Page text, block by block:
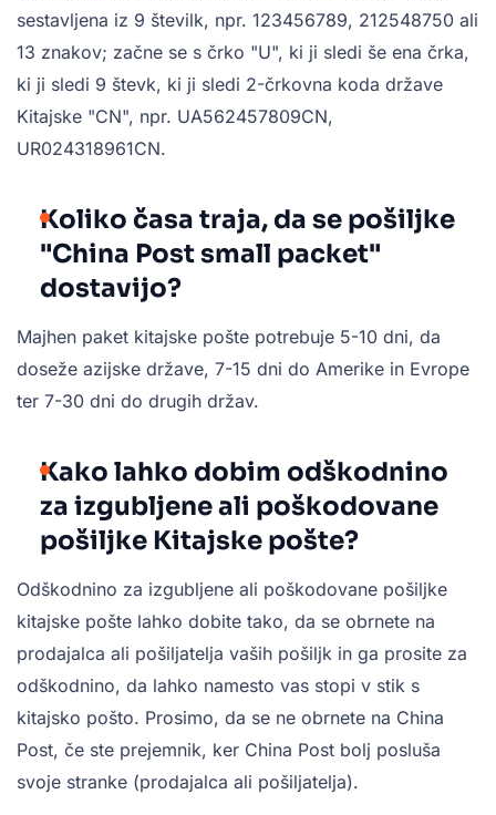
sestavljena iz 9 številk, npr. 123456789, 212548750 ali
13 znakov; začne se s črko "U", ki ji sledi še ena črka,
ki ji sledi 9 števk, ki ji sledi 2-črkovna koda države
Kitajske "CN", npr. UA562457809CN,
UR024318961CN.
Koliko časa traja, da se pošiljke
"China Post small packet"
dostavijo?
Majhen paket kitajske pošte potrebuje 5-10 dni, da
doseže azijske države, 7-15 dni do Amerike in Evrope
ter 7-30 dni do drugih držav.
Kako lahko dobim odškodnino
za izgubljene ali poškodovane
pošiljke Kitajske pošte?
Odškodnino za izgubljene ali poškodovane pošiljke
kitajske pošte lahko dobite tako, da se obrnete na
prodajalca ali pošiljatelja vaših pošiljk in ga prosite za
odškodnino, da lahko namesto vas stopi v stik s
kitajsko pošto. Prosimo, da se ne obrnete na China
Post, če ste prejemnik, ker China Post bolj posluša
svoje stranke (prodajalca ali pošiljatelja).